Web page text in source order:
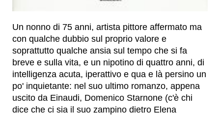
Un nonno di 75 anni, artista pittore affermato ma
con qualche dubbio sul proprio valore e
soprattutto qualche ansia sul tempo che si fa
breve e sulla vita, e un nipotino di quattro anni, di
intelligenza acuta, iperattivo e qua e là persino un
po' inquietante: nel suo ultimo romanzo, appena
uscito da Einaudi, Domenico Starnone (c'è chi
dice che ci sia il suo zampino dietro Elena